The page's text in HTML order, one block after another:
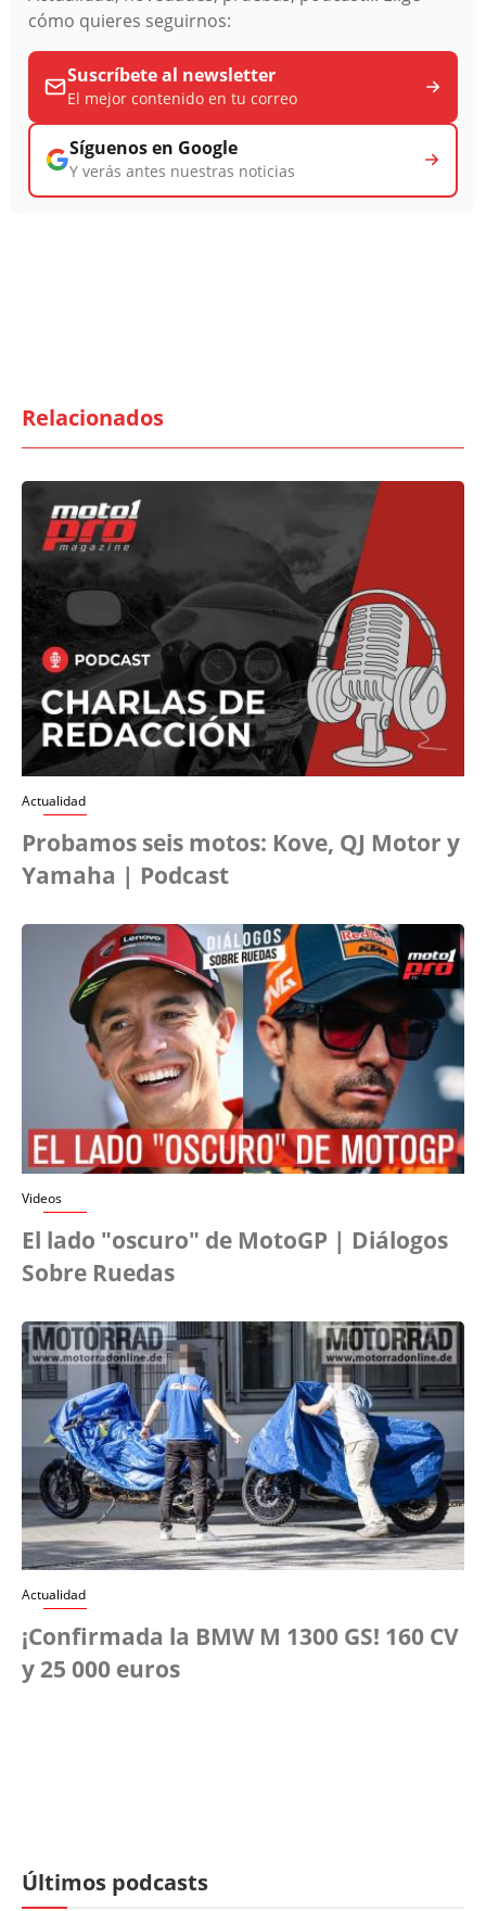
cómo quieres seguirnos:
Suscríbete al newsletter
El mejor contenido en tu correo
Síguenos en Google
Y verás antes nuestras noticias
Relacionados
Actualidad
Probamos seis motos: Kove, QJ Motor y
Yamaha | Podcast
Videos
El lado "oscuro" de MotoGP | Diálogos
Sobre Ruedas
Actualidad
¡Confirmada la BMW M 1300 GS! 160 CV
y 25 000 euros
Últimos podcasts